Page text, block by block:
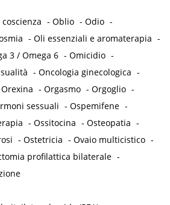
-Oblio -Odio -
-Oli essenziali e aromaterapia -
3 / Omega 6 -Omicidio -
-Oncologia ginecologica -
Orexina -Orgasmo -Orgoglio -
sessuali -Ospemifene -
-Ossitocina -Osteopatia -
-Ostetricia -Ovaio multicistico -
profilattica bilaterale -